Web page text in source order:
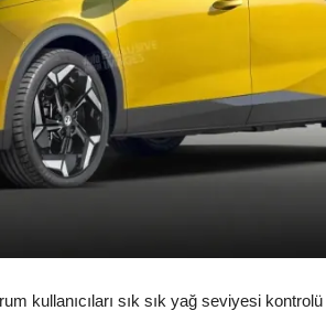
kullanıcıları sık sık yağ seviyesi